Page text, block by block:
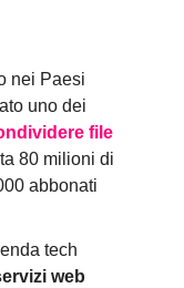
nei Paesi
uno dei
file
80 milioni di
abbonati
tech
web